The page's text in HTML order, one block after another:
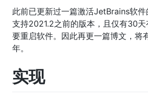
此前已更新过一篇激活JetBrains软件
支持2021.2之前的版本，且仅有30
要重启软件。因此再更一篇博文，将
年。
实现